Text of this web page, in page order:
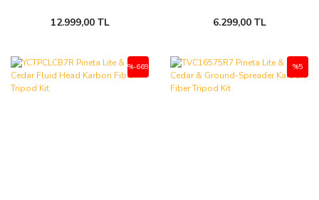
12.999,00 TL 6.299,00 TL
%-669 %5